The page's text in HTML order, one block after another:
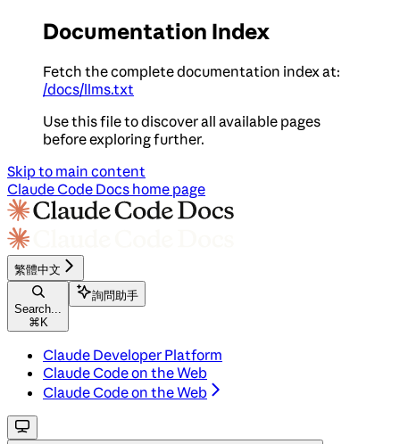
Documentation Index
Fetch the complete documentation index at:
/docs/llms.txt
Use this file to discover all available pages
before exploring further.
Skip to main content
Claude Code Docs home page
繁體中文
Search...
⌘ K
詢問助手
Claude Developer Platform
Claude Code on the Web
Claude Code on the Web